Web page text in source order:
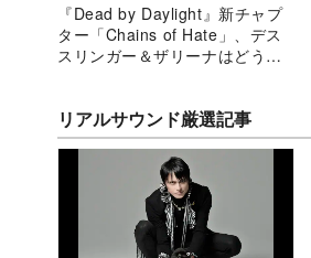
『Dead by Daylight』新チャプ
ター「Chains of Hate」、デス
スリンガー＆ザリーナはどう使
リアルサウンド厳選記事